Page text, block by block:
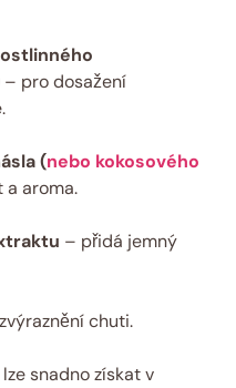
– pro dosažení
(nebo kokosového
aroma.
– přidá jemný
chuti.
snadno získat v